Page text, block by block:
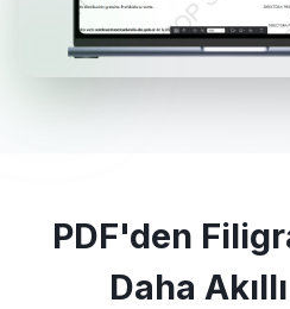
PDF'den
Daha